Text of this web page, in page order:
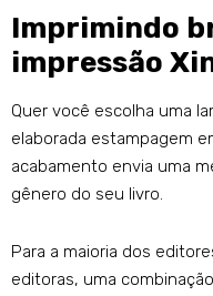
Imprimindo
impressão
Quer você escolha uma
elaborada estampagem
acabamento envia uma
gênero do seu livro.
Para a maioria dos
editoras, uma